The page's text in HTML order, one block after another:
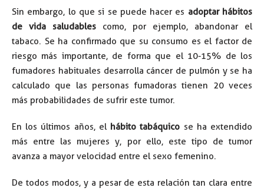
Sin embargo, lo que si se puede hacer es adoptar hábitos
de vida saludables como, por ejemplo, abandonar el
tabaco. Se ha confirmado que su consumo es el factor de
riesgo más importante, de forma que el 10-15% de los
fumadores habituales desarrolla cáncer de pulmón y se ha
calculado que las personas fumadoras tienen 20 veces
más probabilidades de sufrir este tumor.
En los últimos años, el hábito tabáquico se ha extendido
más entre las mujeres y, por ello, este tipo de tumor
avanza a mayor velocidad entre el sexo femenino.
De todos modos, y a pesar de esta relación tan clara entre